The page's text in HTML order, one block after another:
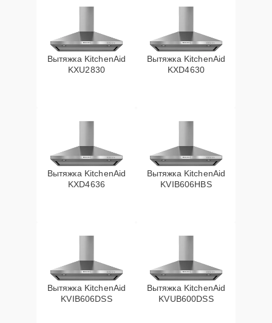
Вытяжка KitchenAid
KXU2830
Вытяжка KitchenAid
KXD4630
Вытяжка KitchenAid
KXD4636
Вытяжка KitchenAid
KVIB606HBS
Вытяжка KitchenAid
KVIB606DSS
Вытяжка KitchenAid
KVUB600DSS